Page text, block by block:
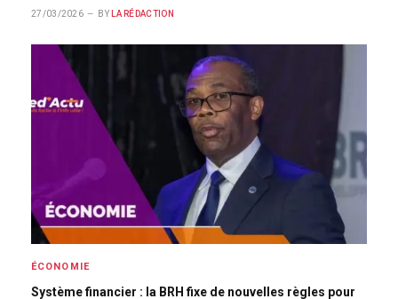
27/03/2026 BY LA RÉDACTION
ÉCONOMIE
Système financier : la BRH fixe de nouvelles règles pour